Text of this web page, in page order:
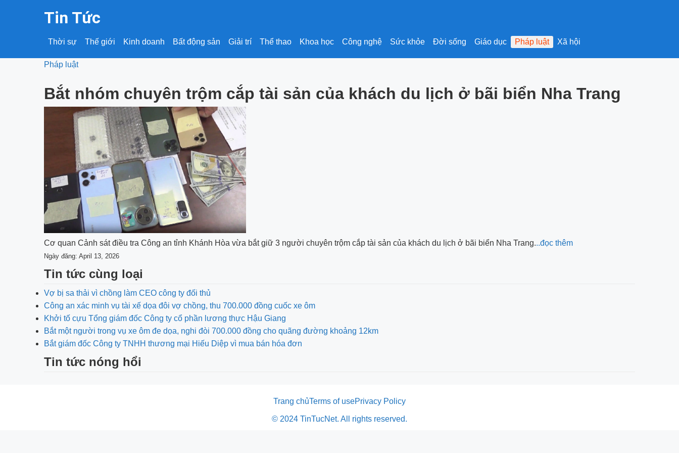
Tin Tức
Thời sự Thế giới Kinh doanh Bất động sản Giải trí Thể thao Khoa học Công nghệ Sức khỏe Đời sống Giáo dục Pháp luật Xã hội
Pháp luật
Bắt nhóm chuyên trộm cắp tài sản của khách du lịch ở bãi biển Nha Trang
Cơ quan Cảnh sát điều tra Công an tỉnh Khánh Hòa vừa bắt giữ 3 người chuyên trộm cắp tài sản của khách du lịch ở bãi biển Nha Trang...đọc thêm
Ngày đăng: April 13, 2026
Tin tức cùng loại
Vợ bị sa thải vì chồng làm CEO công ty đối thủ
Công an xác minh vụ tài xế dọa đôi vợ chồng, thu 700.000 đồng cuốc xe ôm
Khởi tố cựu Tổng giám đốc Công ty cổ phần lương thực Hậu Giang
Bắt một người trong vụ xe ôm đe dọa, nghi đòi 700.000 đồng cho quãng đường khoảng 12km
Bắt giám đốc Công ty TNHH thương mại Hiếu Diệp vì mua bán hóa đơn
Tin tức nóng hổi
Trang chủTerms of usePrivacy Policy
© 2024 TinTucNet. All rights reserved.